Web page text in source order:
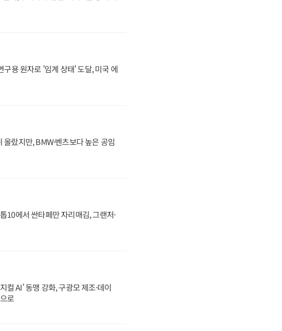
용 원자로 '임계 상태' 도달, 미국 에
랐지만, BMW·벤츠보다 높은 공임
10에서 싼타페만 자리매김, 그랜저·
컬 AI' 동맹 강화, 구광모 제조·데이
로